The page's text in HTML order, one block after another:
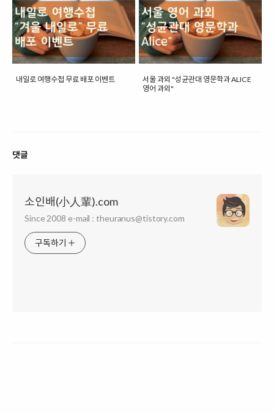
내일로 여행수첩 무료 배포 이벤트
서울 과외 "성균관대 영문학과 ALICE
영어 과외"
댓글
소인배(小人輩).com
Since 2008 e-mail : theuranus@tistory.com
구독하기